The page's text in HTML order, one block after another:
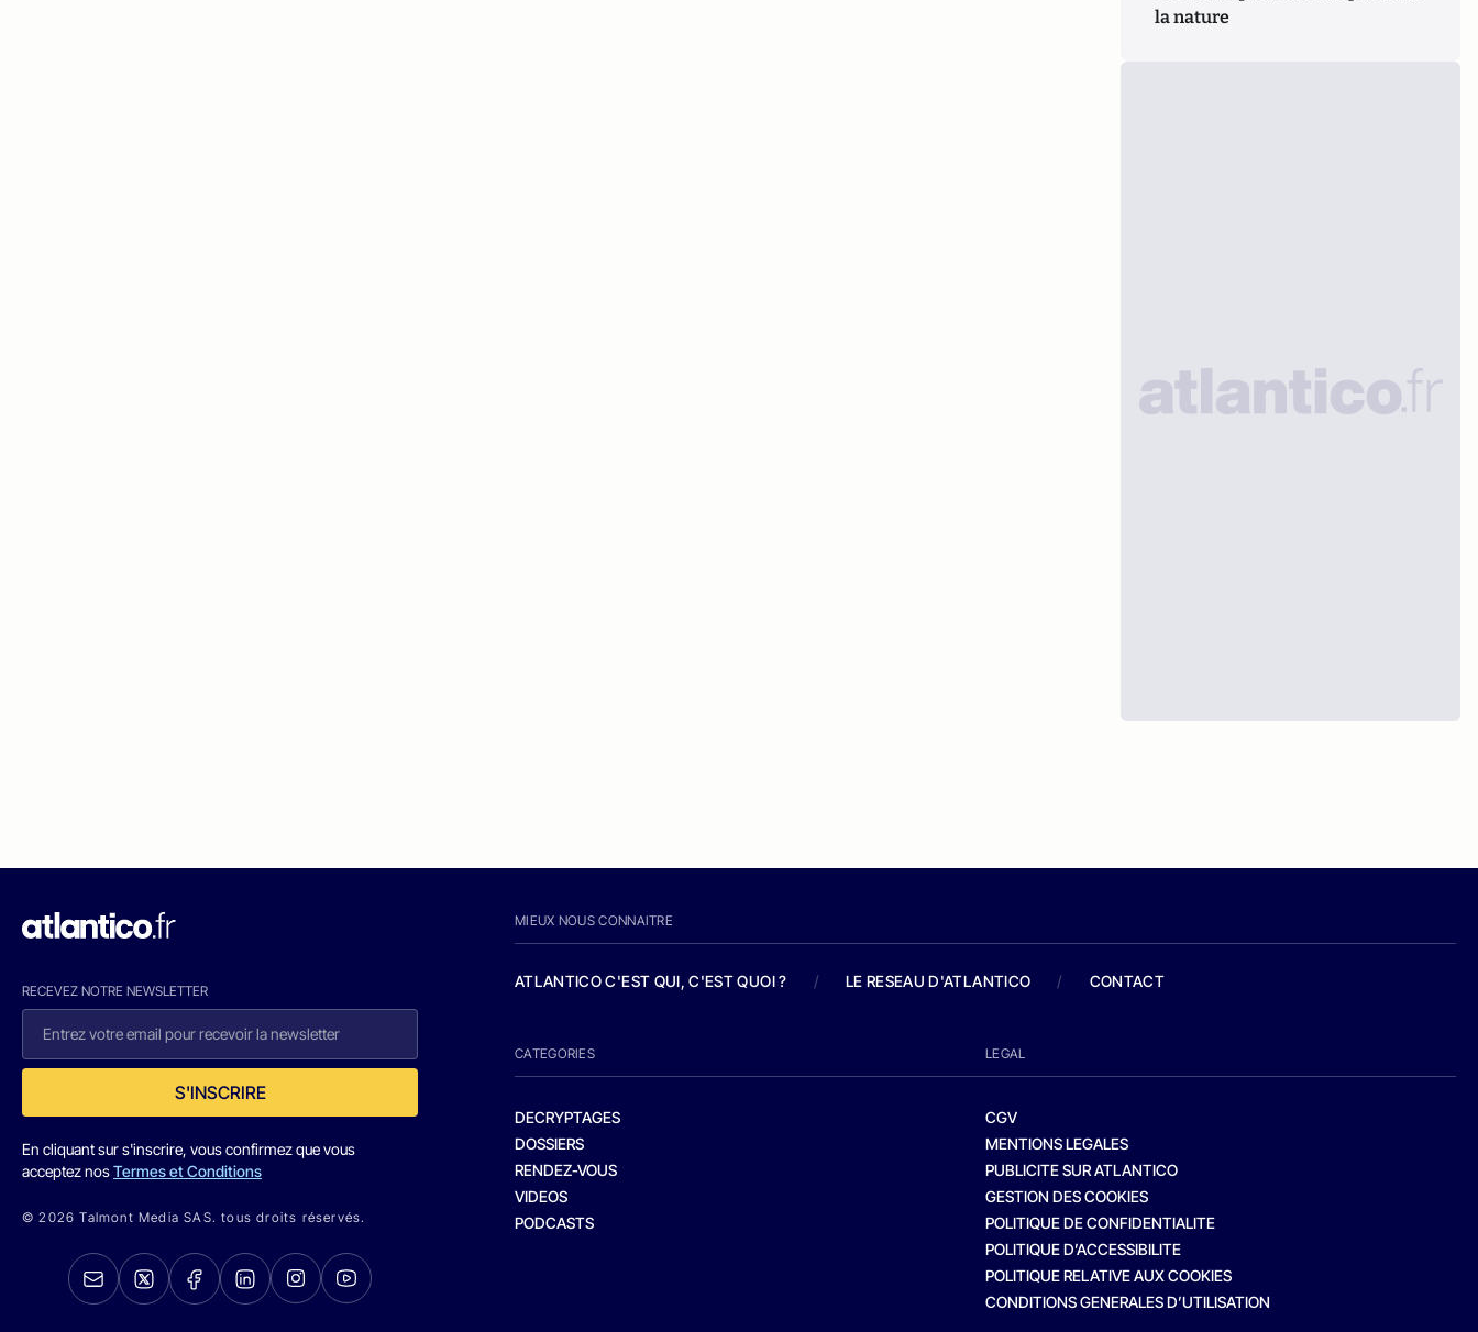
la nature
RECEVEZ NOTRE NEWSLETTER
S'INSCRIRE
En cliquant sur s'inscrire, vous confirmez que vous
acceptez nosTermes et Conditions
© 2026 Talmont Media SAS. tous droits réservés.
MIEUX NOUS CONNAITRE
ATLANTICO C'EST QUI, C'EST QUOI ? / LE RESEAU D'ATLANTICO / CONTACT
CATEGORIES
DECRYPTAGES
DOSSIERS
RENDEZ-VOUS
VIDEOS
PODCASTS
LEGAL
CGV
MENTIONS LEGALES
PUBLICITE SUR ATLANTICO
GESTION DES COOKIES
POLITIQUE DE CONFIDENTIALITE
POLITIQUE D’ACCESSIBILITE
POLITIQUE RELATIVE AUX COOKIES
CONDITIONS GENERALES D’UTILISATION